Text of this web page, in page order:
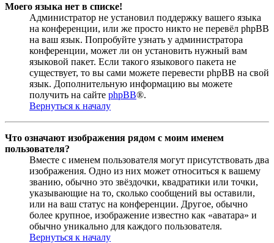
Моего языка нет в списке!
Администратор не установил поддержку вашего языка
на конференции, или же просто никто не перевёл phpBB
на ваш язык. Попробуйте узнать у администратора
конференции, может ли он установить нужный вам
языковой пакет. Если такого языкового пакета не
существует, то вы сами можете перевести phpBB на свой
язык. Дополнительную информацию вы можете
получить на сайте phpBB®.
Вернуться к началу
Что означают изображения рядом с моим именем
пользователя?
Вместе с именем пользователя могут присутствовать два
изображения. Одно из них может относиться к вашему
званию, обычно это звёздочки, квадратики или точки,
указывающие на то, сколько сообщений вы оставили,
или на ваш статус на конференции. Другое, обычно
более крупное, изображение известно как «аватара» и
обычно уникально для каждого пользователя.
Вернуться к началу